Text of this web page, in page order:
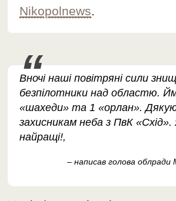
Nikopolnews.
Вночі наші повітряні сили
безпілотники над областю.
«шахеди» та 1 «орлан».
захисникам неба з ПвК
найращі!,
– написав голова